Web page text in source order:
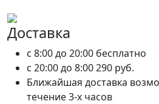
Доставка
c 8:00 до 20:00 бесплатно
c 20:00 до 8:00290 руб.
Ближайшая доставка
течение 3-х часов